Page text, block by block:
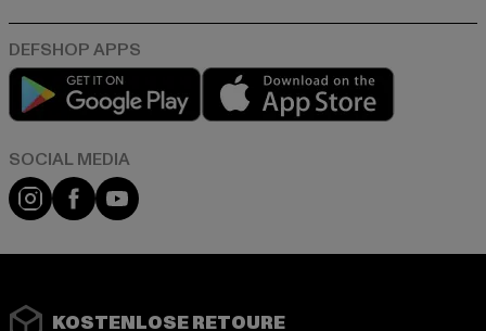
Play market
Instagram
FacebookYouTube
KOSTENLOSE RETOURE